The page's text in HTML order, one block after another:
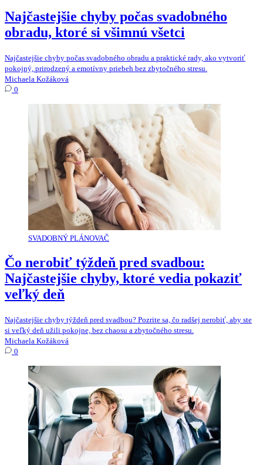
Najčastejšie chyby počas svadobného
obradu, ktoré si všimnú všetci
Najčastejšie chyby počas svadobného obradu a praktické rady, ako vytvoriť
pokojný, prirodzený a emotívny priebeh bez zbytočného stresu.
Michaela Kožáková
0
SVADOBNÝ PLÁNOVAČ
Čo nerobiť týždeň pred svadbou:
Najčastejšie chyby, ktoré vedia pokaziť
veľký deň
Najčastejšie chyby týždeň pred svadbou? Pozrite sa, čo radšej nerobiť, aby ste
si veľký deň užili pokojne, bez chaosu a zbytočného stresu.
Michaela Kožáková
0